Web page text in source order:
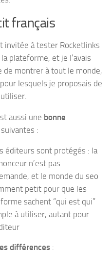
français
invitée à tester Rocketlinks
plateforme, et je l’avais
de montrer à tout le monde,
lesquels je proposais de
aussi une bonne
:
éditeurs sont protégés : la
n’est pas
et le monde du seo
petit pour que les
sachent “qui est qui”
à utiliser, autant pour
différences :